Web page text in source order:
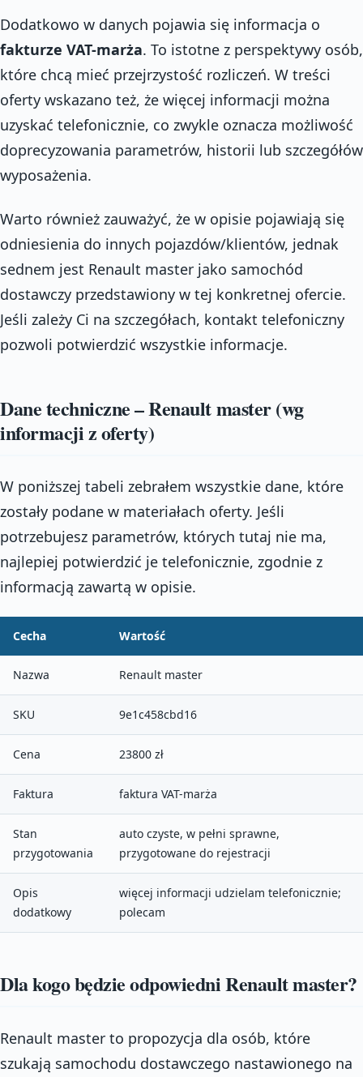
Dodatkowo w danych pojawia się informacja o
fakturze VAT-marża. To istotne z perspektywy osób,
które chcą mieć przejrzystość rozliczeń. W treści
oferty wskazano też, że więcej informacji można
uzyskać telefonicznie, co zwykle oznacza możliwość
doprecyzowania parametrów, historii lub szczegółów
wyposażenia.
Warto również zauważyć, że w opisie pojawiają się
odniesienia do innych pojazdów/klientów, jednak
sednem jest Renault master jako samochód
dostawczy przedstawiony w tej konkretnej ofercie.
Jeśli zależy Ci na szczegółach, kontakt telefoniczny
pozwoli potwierdzić wszystkie informacje.
Dane techniczne – Renault master (wg
informacji z oferty)
W poniższej tabeli zebrałem wszystkie dane, które
zostały podane w materiałach oferty. Jeśli
potrzebujesz parametrów, których tutaj nie ma,
najlepiej potwierdzić je telefonicznie, zgodnie z
informacją zawartą w opisie.
Cecha Wartość
Nazwa Renault master
SKU 9e1c458cbd16
Cena 23800 zł
Faktura faktura VAT-marża
Stan
przygotowania
auto czyste, w pełni sprawne,
przygotowane do rejestracji
Opis
dodatkowy
więcej informacji udzielam telefonicznie;
polecam
Dla kogo będzie odpowiedni Renault master?
Renault master to propozycja dla osób, które
szukają samochodu dostawczego nastawionego na